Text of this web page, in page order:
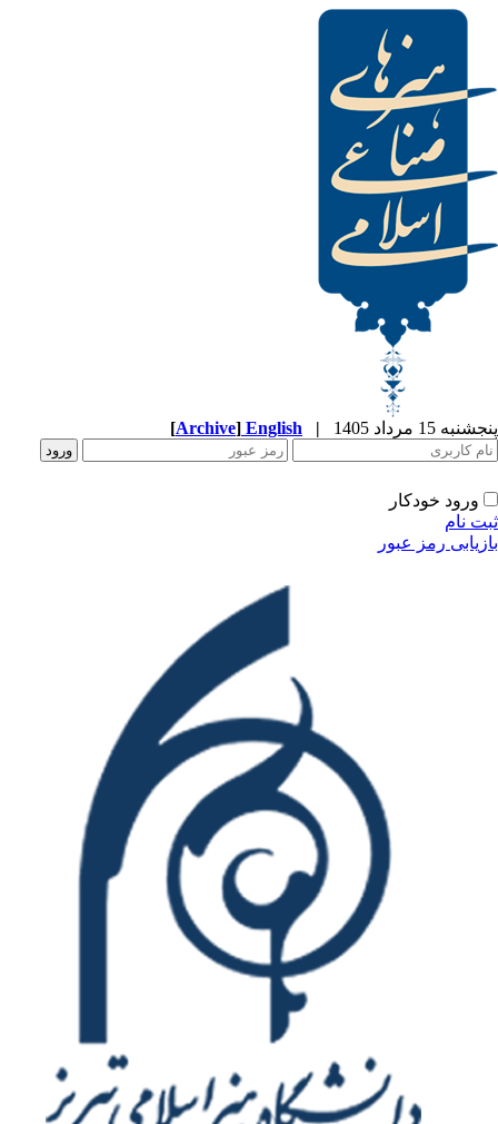
|
English
[ Archive
عبور